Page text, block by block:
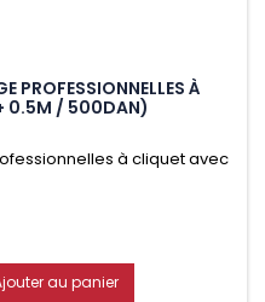
PROFESSIONNELLES À
0.5M / 500DAN)
à cliquet avec
/ 500daN), simple et rapide
sécuriser vos
Matière polyester très
au panier